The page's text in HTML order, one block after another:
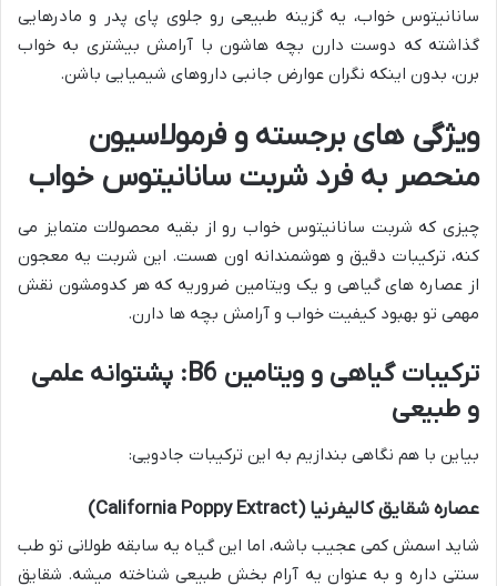
سانانیتوس خواب، یه گزینه طبیعی رو جلوی پای پدر و مادرهایی
گذاشته که دوست دارن بچه هاشون با آرامش بیشتری به خواب
برن، بدون اینکه نگران عوارض جانبی داروهای شیمیایی باشن.
ویژگی های برجسته و فرمولاسیون
منحصر به فرد شربت سانانیتوس خواب
چیزی که شربت سانانیتوس خواب رو از بقیه محصولات متمایز می
کنه، ترکیبات دقیق و هوشمندانه اون هست. این شربت یه معجون
از عصاره های گیاهی و یک ویتامین ضروریه که هر کدومشون نقش
مهمی تو بهبود کیفیت خواب و آرامش بچه ها دارن.
ترکیبات گیاهی و ویتامین B6: پشتوانه علمی
و طبیعی
بیاین با هم نگاهی بندازیم به این ترکیبات جادویی:
عصاره شقایق کالیفرنیا (California Poppy Extract)
شاید اسمش کمی عجیب باشه، اما این گیاه یه سابقه طولانی تو طب
سنتی داره و به عنوان یه آرام بخش طبیعی شناخته میشه. شقایق